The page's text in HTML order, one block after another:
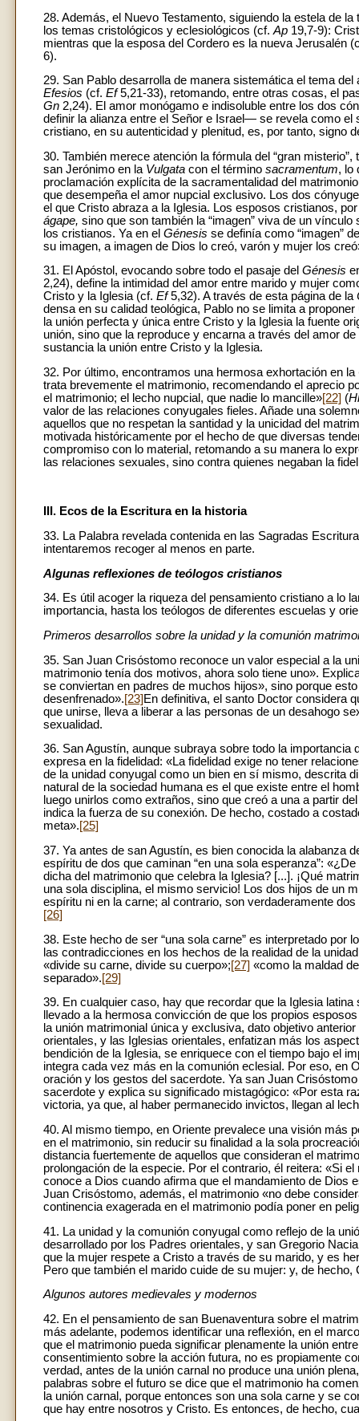
28. Además, el Nuevo Testamento, siguiendo la estela de
los temas cristológicos y eclesiológicos (cf. Ap 19,7-9):
mientras que la esposa del Cordero es la nueva Jerusalén
6).
29. San Pablo desarrolla de manera sistemática el tema
Efesios (cf. Ef5,21-33), retomando, entre otras cosas, el
Gn 2,24). El amor monógamo e indisoluble entre los dos
definir la alianza entre el Señor e Israel— se revela como
cristiano, en su autenticidad y plenitud, es, por tanto, signo
30. También merece atención la fórmula del “gran
san Jerónimo en la Vulgata con el término sacramentum, lo
proclamación explícita de la sacramentalidad del
que desempeña el amor nupcial exclusivo. Los dos
el que Cristo abraza a la Iglesia. Los esposos cristianos,
ágape, sino que son también la “imagen” viva de un
los cristianos. Ya en el Génesis se definía como “imagen”
su imagen, a imagen de Dios lo creó, varón y mujer los
31. El Apóstol, evocando sobre todo el pasaje del Génesis
2,24), define la intimidad del amor entre marido y mujer
Cristo y la Iglesia (cf. Ef5,32). A través de esta página de la
densa en su calidad teológica, Pablo no se limita a
la unión perfecta y única entre Cristo y la Iglesia la fuente
unión, sino que la reproduce y encarna a través del amor
sustancia la unión entre Cristo y la Iglesia.
32. Por último, encontramos una hermosa exhortación en la
trata brevemente el matrimonio, recomendando el aprecio
el matrimonio; el lecho nupcial, que nadie lo mancille»[22] (
valor de las relaciones conyugales fieles. Añade una
aquellos que no respetan la santidad y la unicidad del
motivada históricamente por el hecho de que diversas
compromiso con lo material, retomando a su manera lo
las relaciones sexuales, sino contra quienes negaban la
III. Ecos de la Escritura en la historia
33. La Palabra revelada contenida en las Sagradas
intentaremos recoger al menos en parte.
Algunas reflexiones de teólogos cristianos
34. Es útil acoger la riqueza del pensamiento cristiano a lo
importancia, hasta los teólogos de diferentes escuelas y
Primeros desarrollos sobre la unidad y la comunión
35. San Juan Crisóstomo reconoce un valor especial a la
matrimonio tenía dos motivos, ahora solo tiene uno».
se conviertan en padres de muchos hijos», sino porque
desenfrenado».[23] En definitiva, el santo Doctor considera
que unirse, lleva a liberar a las personas de un desahogo
sexualidad.
36. San Agustín, aunque subraya sobre todo la
expresa en la fidelidad: «La fidelidad exige no tener
de la unidad conyugal como un bien en sí mismo, descrita
natural de la sociedad humana es el que existe entre el
luego unirlos como extraños, sino que creó a una a partir
indica la fuerza de su conexión. De hecho, costado a
meta».[25]
37. Ya antes de san Agustín, es bien conocida la alabanza
espíritu de dos que caminan “en una sola esperanza”:
dicha del matrimonio que celebra la Iglesia? [...]. ¡Qué
una sola disciplina, el mismo servicio! Los dos hijos de un
espíritu ni en la carne; al contrario, son verdaderamente
[26]
38. Este hecho de ser “una sola carne” es interpretado por
las contradicciones en los hechos de la realidad de la
«divide su carne, divide su cuerpo»;[27] «como la maldad
separado».[29]
39. En cualquier caso, hay que recordar que la Iglesia
llevado a la hermosa convicción de que los propios
la unión matrimonial única y exclusiva, dato objetivo
orientales, y las Iglesias orientales, enfatizan más los
bendición de la Iglesia, se enriquece con el tiempo bajo el
integra cada vez más en la comunión eclesial. Por eso, en
oración y los gestos del sacerdote. Ya san Juan
sacerdote y explica su significado mistagógico: «Por esta
victoria, ya que, al haber permanecido invictos, llegan al
40. Al mismo tiempo, en Oriente prevalece una visión más
en el matrimonio, sin reducir su finalidad a la sola
distancia fuertemente de aquellos que consideran el
prolongación de la especie. Por el contrario, él reitera: «Si
conoce a Dios cuando afirma que el mandamiento de Dios
Juan Crisóstomo, además, el matrimonio «no debe
continencia exagerada en el matrimonio podía poner en
41. La unidad y la comunión conyugal como reflejo de la
desarrollado por los Padres orientales, y san Gregorio
que la mujer respete a Cristo a través de su marido, y es
Pero que también el marido cuide de su mujer: y, de hecho,
Algunos autores medievales y modernos
42. En el pensamiento de san Buenaventura sobre el
más adelante, podemos identificar una reflexión, en el
que el matrimonio pueda significar plenamente la unión
consentimiento sobre la acción futura, no es propiamente
verdad, antes de la unión carnal no produce una unión
palabras sobre el futuro se dice que el matrimonio ha
la unión carnal, porque entonces son una sola carne y se
que hay entre nosotros y Cristo. Es entonces, de hecho,